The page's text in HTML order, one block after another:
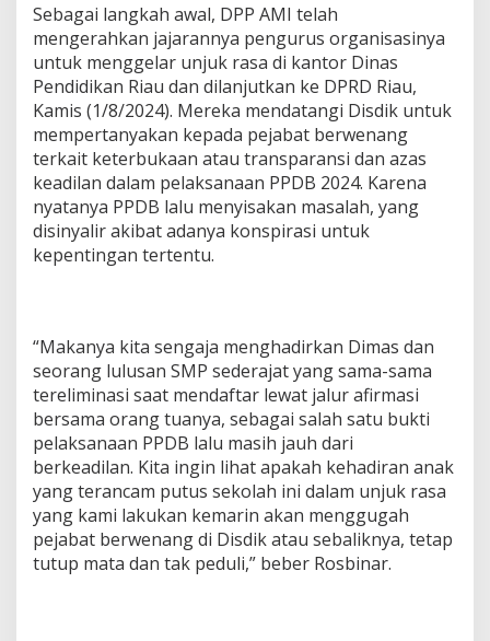
Sebagai langkah awal, DPP AMI telah
mengerahkan jajarannya pengurus organisasinya
untuk menggelar unjuk rasa di kantor Dinas
Pendidikan Riau dan dilanjutkan ke DPRD Riau,
Kamis (1/8/2024). Mereka mendatangi Disdik untuk
mempertanyakan kepada pejabat berwenang
terkait keterbukaan atau transparansi dan azas
keadilan dalam pelaksanaan PPDB 2024. Karena
nyatanya PPDB lalu menyisakan masalah, yang
disinyalir akibat adanya konspirasi untuk
kepentingan tertentu.
“Makanya kita sengaja menghadirkan Dimas dan
seorang lulusan SMP sederajat yang sama-sama
tereliminasi saat mendaftar lewat jalur afirmasi
bersama orang tuanya, sebagai salah satu bukti
pelaksanaan PPDB lalu masih jauh dari
berkeadilan. Kita ingin lihat apakah kehadiran anak
yang terancam putus sekolah ini dalam unjuk rasa
yang kami lakukan kemarin akan menggugah
pejabat berwenang di Disdik atau sebaliknya, tetap
tutup mata dan tak peduli,” beber Rosbinar.